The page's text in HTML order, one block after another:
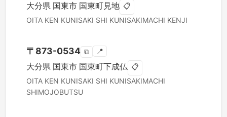
大分県 国東市 国東町見地 📋
OITA KEN KUNISAKI SHI KUNISAKIMACHI KENJI
〒 873-0534 ⧉ 📍
大分県 国東市 国東町下成仏 📋
OITA KEN KUNISAKI SHI KUNISAKIMACHI
SHIMOJOBUTSU